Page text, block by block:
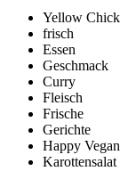
Yellow
frisch
Essen
Geschmack
Curry
Fleisch
Frische
Gerichte
Happy Vegan
Karottensalat